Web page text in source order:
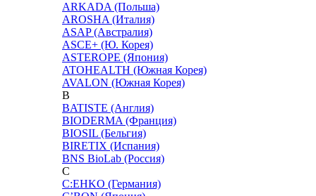
ARKADA (Польша)
AROSHA (Италия)
ASAP (Австралия)
ASCE+ (Ю. Корея)
ASTEROPE (Япония)
ATOHEALTH (Южная Корея)
AVALON (Южная Корея)
B
BATISTE (Англия)
BIODERMA (Франция)
BIOSIL (Бельгия)
BIRETIX (Испания)
BNS BioLab (Россия)
C
C:EHKO (Германия)